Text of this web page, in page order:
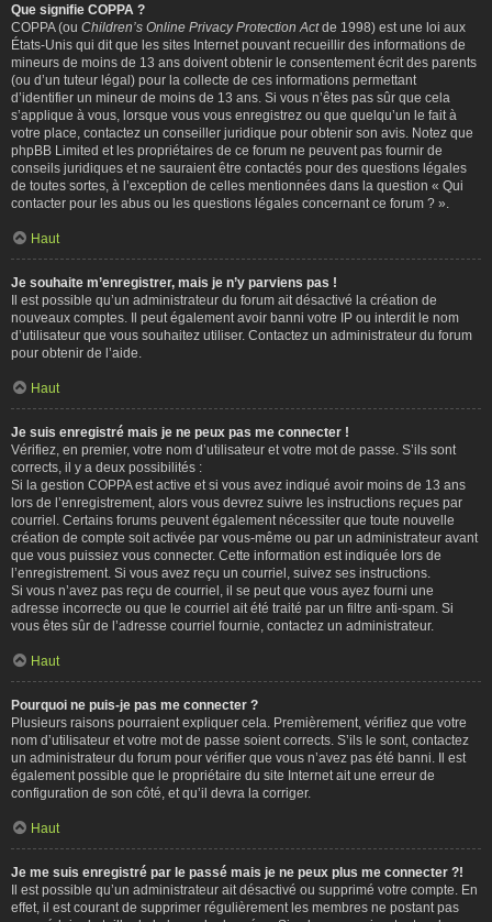
Que signifie COPPA ?
COPPA (ou Children’s Online Privacy Protection Actde 1998) est une loi aux
États-Unis qui dit que les sites Internet pouvant recueillir des informations de
mineurs de moins de 13 ans doivent obtenir le consentement écrit des parents
(ou d’un tuteur légal) pour la collecte de ces informations permettant
d’identifier un mineur de moins de 13 ans. Si vous n’êtes pas sûr que cela
s’applique à vous, lorsque vous vous enregistrez ou que quelqu’un le fait à
votre place, contactez un conseiller juridique pour obtenir son avis. Notez que
phpBB Limited et les propriétaires de ce forum ne peuvent pas fournir de
conseils juridiques et ne sauraient être contactés pour des questions légales
de toutes sortes, à l’exception de celles mentionnées dans la question « Qui
contacter pour les abus ou les questions légales concernant ce forum ? ».
Haut
Je souhaite m’enregistrer, mais je n’y parviens pas !
Il est possible qu’un administrateur du forum ait désactivé la création de
nouveaux comptes. Il peut également avoir banni votre IP ou interdit le nom
d’utilisateur que vous souhaitez utiliser. Contactez un administrateur du forum
pour obtenir de l’aide.
Haut
Je suis enregistré mais je ne peux pas me connecter !
Vérifiez, en premier, votre nom d’utilisateur et votre mot de passe. S’ils sont
corrects, il y a deux possibilités :
Si la gestion COPPA est active et si vous avez indiqué avoir moins de 13 ans
lors de l’enregistrement, alors vous devrez suivre les instructions reçues par
courriel. Certains forums peuvent également nécessiter que toute nouvelle
création de compte soit activée par vous-même ou par un administrateur avant
que vous puissiez vous connecter. Cette information est indiquée lors de
l’enregistrement. Si vous avez reçu un courriel, suivez ses instructions.
Si vous n’avez pas reçu de courriel, il se peut que vous ayez fourni une
adresse incorrecte ou que le courriel ait été traité par un filtre anti-spam. Si
vous êtes sûr de l’adresse courriel fournie, contactez un administrateur.
Haut
Pourquoi ne puis-je pas me connecter ?
Plusieurs raisons pourraient expliquer cela. Premièrement, vérifiez que votre
nom d’utilisateur et votre mot de passe soient corrects. S’ils le sont, contactez
un administrateur du forum pour vérifier que vous n’avez pas été banni. Il est
également possible que le propriétaire du site Internet ait une erreur de
configuration de son côté, et qu’il devra la corriger.
Haut
Je me suis enregistré par le passé mais je ne peux plus me connecter ?!
Il est possible qu’un administrateur ait désactivé ou supprimé votre compte. En
effet, il est courant de supprimer régulièrement les membres ne postant pas